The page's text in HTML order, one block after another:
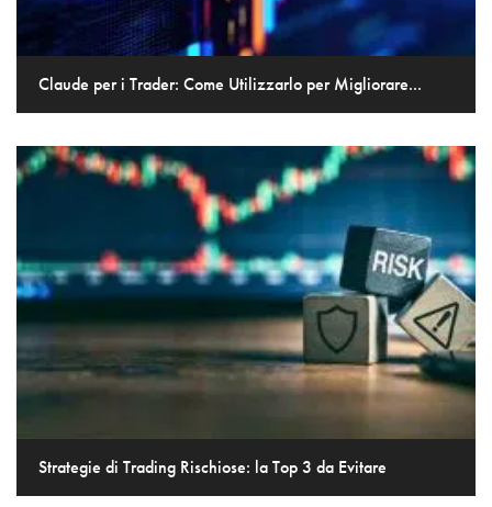
Claude per i Trader: Come Utilizzarlo per Migliorare...
Strategie di Trading Rischiose: la Top 3 da Evitare